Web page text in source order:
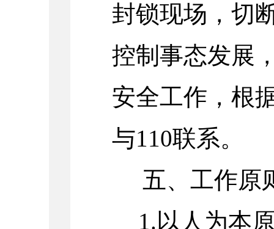
封锁现场，切
控制事态发展
安全工作，根
与110联系。
五、工作原
1.以人为本